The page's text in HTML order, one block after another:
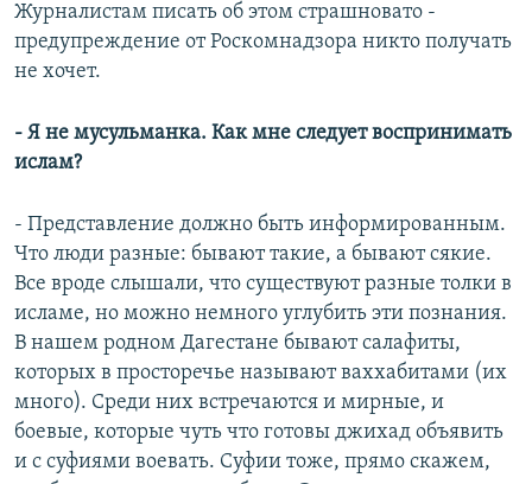
Журналистам писать об этом страшновато -
предупреждение от Роскомнадзора никто получать
не хочет.
- Я не мусульманка. Как мне следует воспринимать
ислам?
- Представление должно быть информированным.
Что люди разные: бывают такие, а бывают сякие.
Все вроде слышали, что существуют разные толки в
исламе, но можно немного углубить эти познания.
В нашем родном Дагестане бывают салафиты,
которых в просторечье называют ваххабитами (их
много). Среди них встречаются и мирные, и
боевые, которые чуть что готовы джихад объявить
и с суфиями воевать. Суфии тоже, прямо скажем,